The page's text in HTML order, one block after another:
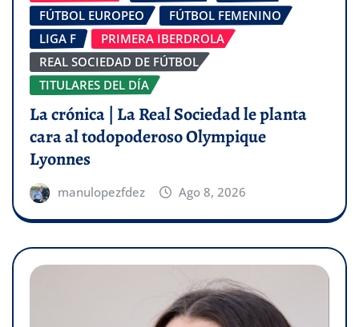
FÚTBOL EUROPEO
FÚTBOL FEMENINO
LIGA F
PRIMERA IBERDROLA
REAL SOCIEDAD DE FÚTBOL
TITULARES DEL DÍA
La crónica | La Real Sociedad le planta
cara al todopoderoso Olympique
Lyonnes
manulopezfdez Ago 8, 2026